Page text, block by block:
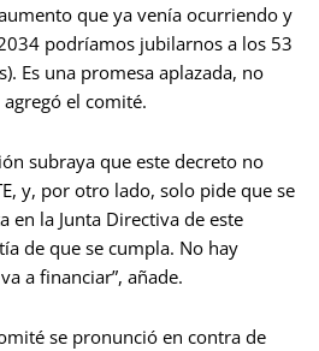
que ya venía ocurriendo y
podríamos jubilarnos a los 53
Es una promesa aplazada, no
el comité.
subraya que este decreto no
y, por otro lado, solo pide que se
en la Junta Directiva de este
de que se cumpla. No hay
a financiar”, añade.
se pronunció en contra de